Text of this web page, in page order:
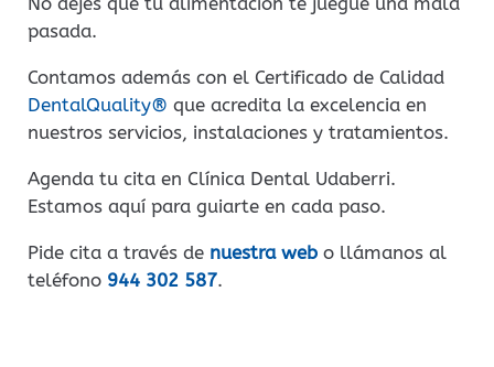
pasada.
Contamos además con el Certificado de Calidad
DentalQuality® que acredita la excelencia en
nuestros servicios, instalaciones y tratamientos.
Agenda tu cita en Clínica Dental Udaberri.
Estamos aquí para guiarte en cada paso.
Pide cita a través de nuestra web o llámanos al
teléfono 944 302 587.